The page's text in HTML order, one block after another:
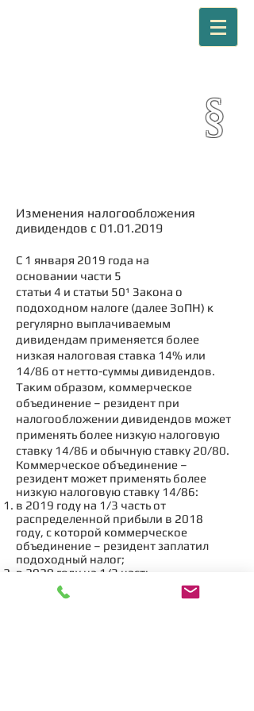
§
Изменения налогообложения
дивидендов с 01.01.2019
С 1 января 2019 года на
основании части 5
статьи 4 и статьи 50¹ Закона о
подоходном налоге (далее ЗоПН) к
регулярно выплачиваемым
дивидендам применяется более
низкая налоговая ставка 14% или
14/86 от нетто-суммы дивидендов.
Таким образом, коммерческое
объединение – резидент при
налогообложении дивидендов может
применять более низкую налоговую
ставку 14/86 и обычную ставку 20/80.
Коммерческое объединение –
резидент может применять более
низкую налоговую ставку 14/86:
в 2019 году на 1/3 часть от
распределенной прибыли в 2018
году, с которой коммерческое
объединение – резидент заплатил
подоходный налог;
в 2020 году на 1/3 часть
от распределенной прибыли в 2018 и
2019 годах, с которой коммерческое